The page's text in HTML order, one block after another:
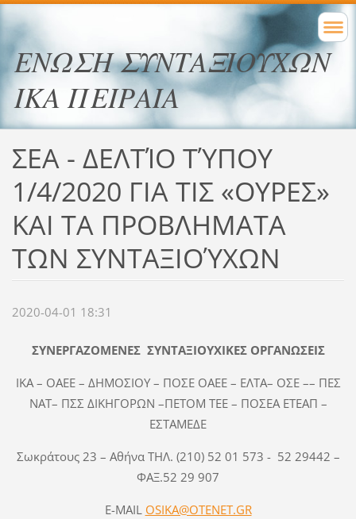
ΕΝΩΣΗ ΣΥΝΤΑΞΙΟΥΧΩΝ
ΙΚΑ ΠΕΙΡΑΙΑ
ΣΕΑ - ΔΕΛΤΊΟ ΤΎΠΟΥ
1/4/2020 ΓΙΑ ΤΙΣ «ΟΥΡΕΣ»
ΚΑΙ ΤΑ ΠΡΟΒΛΗΜΑΤΑ
ΤΩΝ ΣΥΝΤΑΞΙΟΎΧΩΝ
2020-04-01 18:31
ΣΥΝΕΡΓΑΖΟΜΕΝΕΣ ΣΥΝΤΑΞΙΟΥΧΙΚΕΣ ΟΡΓΑΝΩΣΕΙΣ
ΙΚΑ – OAEE – ΔΗΜΟΣΙΟΥ – ΠΟΣΕ ΟΑΕΕ – ΕΛΤΑ– ΟΣΕ –– ΠΕΣ
ΝΑΤ– ΠΣΣ ΔΙΚΗΓΟΡΩΝ –ΠΕΤΟΜ ΤΕΕ – ΠΟΣΕΑ ΕΤΕΑΠ –
ΕΣΤΑΜΕΔΕ
Σωκράτους 23 – Αθήνα ΤΗΛ. (210) 52 01 573 - 52 29442 –
ΦΑΞ.52 29 907
E-MAIL OSIKA@OTENET.GR